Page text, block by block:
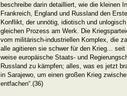
beschreibe darin detailliert, wie die kleinen
Frankreich, England und Russland den
Konflikt, der unnötig, idiotisch und
gleichen Prozess am Werk. Die
vom militärisch-industriellen Komplex, die
alle agitieren sie schwer für den Krieg...
weise europäische Staats- und
Russland zu kämpfen; alles, was es jetzt
in Sarajewo, um einen großen Krieg
entfachen“.(36)